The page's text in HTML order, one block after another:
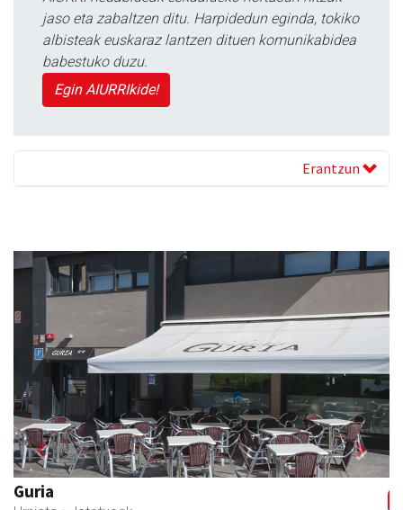
jaso eta zabaltzen ditu. Harpidedun eginda, tokiko
albisteak euskaraz lantzen dituen komunikabidea
babestuko duzu.
Egin AIURRIkide!
Erantzun
Guria
Previous Next